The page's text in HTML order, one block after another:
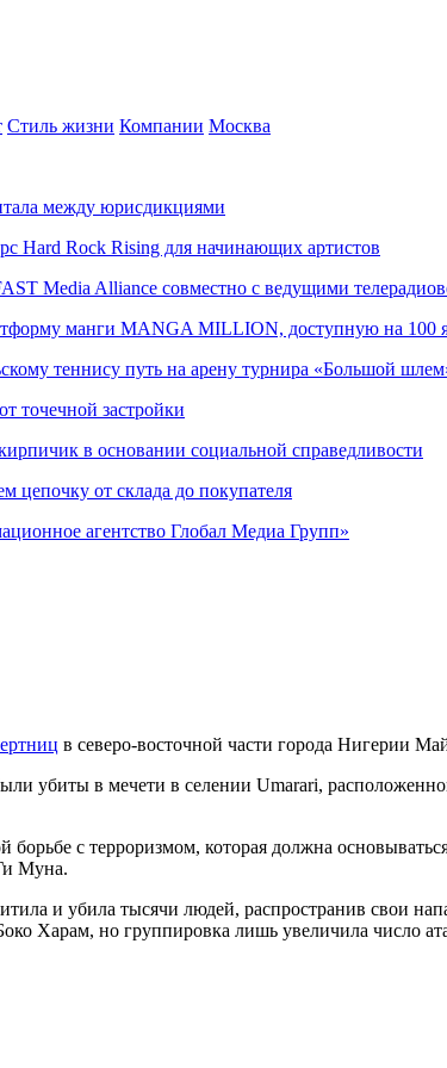
Стиль жизни Компании Москва
между юрисдикциями
Hard Rock Rising для начинающих артистов
Media Alliance совместно с ведущими
манги MANGA MILLION, доступную на 100
теннису путь на арену турнира «Большой
точечной застройки
в основании социальной справедливости
цепочку от склада до покупателя
агентство Глобал Медиа Групп»
в северо-восточной части города Нигерии
убиты в мечети в селении Umarari,
с терроризмом, которая должна
Муна.
и убила тысячи людей, распространив свои
Харам, но группировка лишь увеличила число